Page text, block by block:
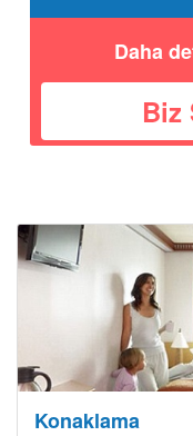
Daha
Biz
Konaklama